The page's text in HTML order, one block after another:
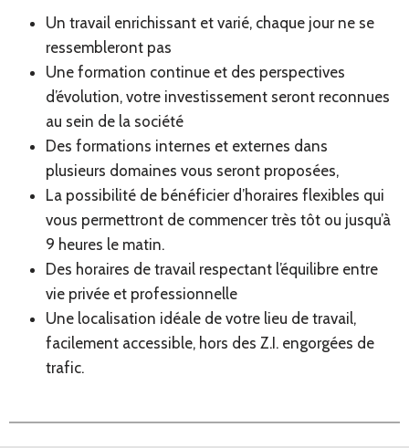
Un travail enrichissant et varié, chaque jour ne se
ressembleront pas
Une formation continue et des perspectives
d’évolution, votre investissement seront reconnues
au sein de la société
Des formations internes et externes dans
plusieurs domaines vous seront proposées,
La possibilité de bénéficier d’horaires flexibles qui
vous permettront de commencer très tôt ou jusqu’à
9 heures le matin.
Des horaires de travail respectant l’équilibre entre
vie privée et professionnelle
Une localisation idéale de votre lieu de travail,
facilement accessible, hors des Z.I. engorgées de
trafic.